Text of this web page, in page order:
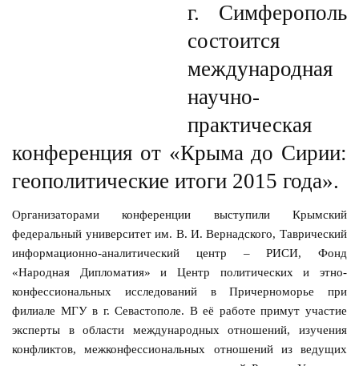
г. Симферополь
состоится
международная
научно-
практическая
конференция от «Крыма до Сирии:
геополитические итоги 2015 года».
Организаторами конференции выступили Крымский
федеральный университет им. В. И. Вернадского, Таврический
информационно-аналитический центр – РИСИ, Фонд
«Народная Дипломатия» и Центр политических и этно-
конфессиональных исследований в Причерноморье при
филиале МГУ в г. Севастополе. В её работе примут участие
эксперты в области международных отношений, изучения
конфликтов, межконфессиональных отношений из ведущих